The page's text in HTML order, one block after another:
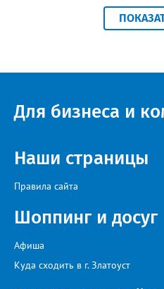
прослушивания участников,
наставников, выступления
Челябинской, Свердловской,
идейный вдохновитель,
певец, победитель главного
искусства «Золотая лира»,
на Первом канале, обладатель
Для бизнеса и
Наши страницы
Правила сайта
Шоппинг и досуг
Афиша
Куда сходить в г. Златоуст